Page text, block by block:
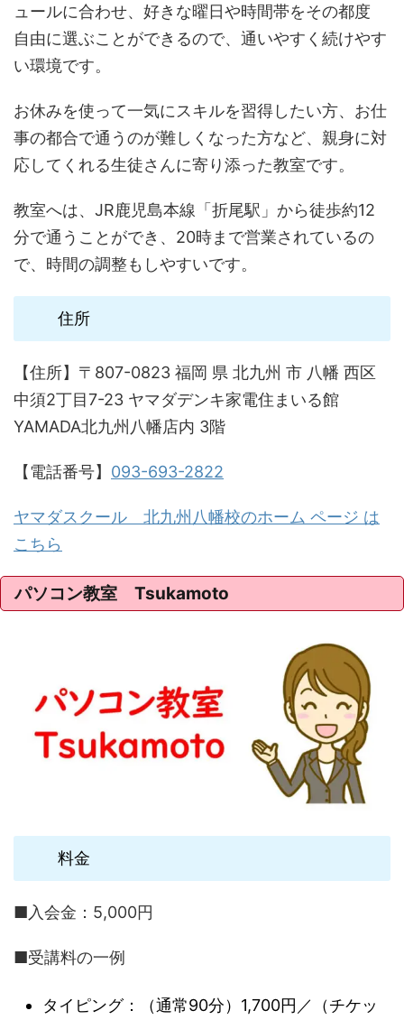
ュールに合わせ、好きな曜日や時間帯をその都度
自由に選ぶことができるので、通いやすく続けやす
い環境です。
お休みを使って一気にスキルを習得したい方、お仕
事の都合で通うのが難しくなった方など、親身に対
応してくれる生徒さんに寄り添った教室です。
教室へは、JR鹿児島本線「折尾駅」から徒歩約12
分で通うことができ、20時まで営業されているの
で、時間の調整もしやすいです。
住所
【住所】〒807-0823 福岡 県 北九州 市 八幡 西区
中須2丁目7-23 ヤマダデンキ家電住まいる館
YAMADA北九州八幡店内 3階
【電話番号】 093-693-2822
ヤマダスクール 北九州八幡校のホーム ページ は
こちら
パソコン教室 Tsukamoto
料金
■入会金：5,000円
■受講料の一例
タイピング：（通常90分）1,700円／（チケッ